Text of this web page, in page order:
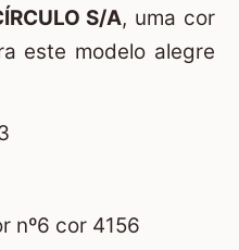
S/A, uma cor
este modelo alegre
nº6 cor 4156